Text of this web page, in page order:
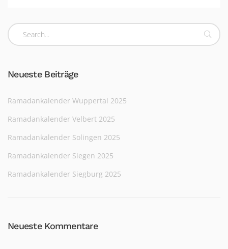
Neueste Beiträge
Ramadankalender Wuppertal 2025
Ramadankalender Velbert 2025
Ramadankalender Solingen 2025
Ramadankalender Siegen 2025
Ramadankalender Siegburg 2025
Neueste Kommentare